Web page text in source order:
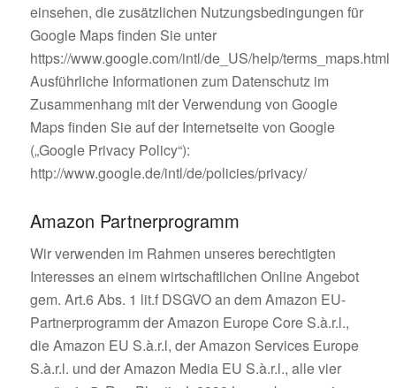
einsehen, die zusätzlichen Nutzungsbedingungen für
Google Maps finden Sie unter
https://www.google.com/intl/de_US/help/terms_maps.html
Ausführliche Informationen zum Datenschutz im
Zusammenhang mit der Verwendung von Google
Maps finden Sie auf der Internetseite von Google
(„Google Privacy Policy“):
http://www.google.de/intl/de/policies/privacy/
Amazon Partnerprogramm
Wir verwenden im Rahmen unseres berechtigten
Interesses an einem wirtschaftlichen Online Angebot
gem. Art.6 Abs. 1 lit.f DSGVO an dem Amazon EU-
Partnerprogramm der Amazon Europe Core S.à.r.l.,
die Amazon EU S.à.r.l, der Amazon Services Europe
S.à.r.l. und der Amazon Media EU S.à.r.l., alle vier